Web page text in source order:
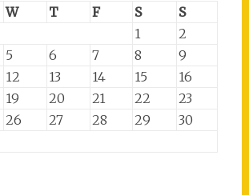
W T F S
S
1
2
5 6 7 8
9
12 13 14 15
16
19 20 21 22
23
26 27 28 29
30